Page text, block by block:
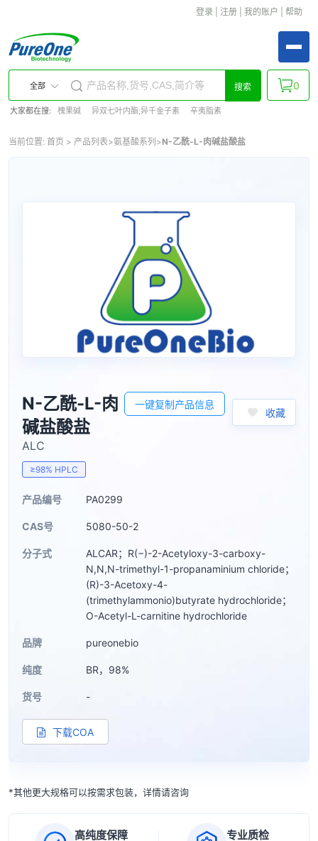
登录 注册 我的账户 帮助
全部 搜索
大家都在搜: 槐果碱 异双七叶内酯;异千金子素 辛夷脂素
0
当前位置: 首页 > 产品列表>氨基酸系列 >N-乙酰-L-肉碱盐酸盐
N-乙酰-L-肉
碱盐酸盐
一键复制产品信息
收藏
ALC
≥98% HPLC
产品编号 PA0299
CAS号 5080-50-2
分子式
ALCAR；R(−)-2-Acetyloxy-3-carboxy-
N,N,N-trimethyl-1-propanaminium chloride；
(R)-3-Acetoxy-4-
(trimethylammonio)butyrate hydrochloride；
O-Acetyl-L-carnitine hydrochloride
品牌 pureonebio
纯度 BR，98%
货号 -
下载COA
*其他更大规格可以按需求包装，详情请咨询
高纯度保障 专业质检